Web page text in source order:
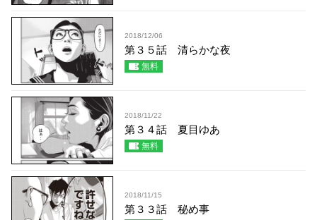
2018/12/06
第３５話 清らかな夜
無料
2018/11/22
第３４話 夏目ゆあ
無料
2018/11/15
第３３話 秘め事